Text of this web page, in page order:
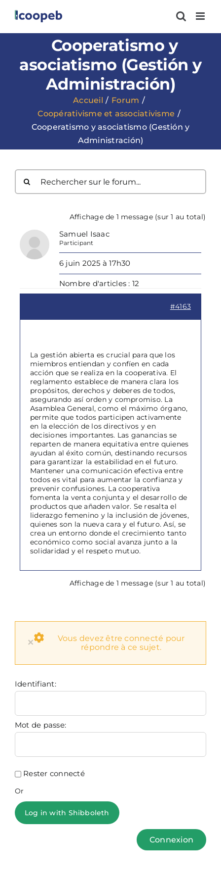
contenu
Cooperatismo y
asociatismo (Gestión y
Administración)
Accueil
Forum
Coopérativisme et associativisme
Cooperatismo y asociatismo (Gestión y
Administración)
Affichage de 1 message (sur 1 au total)
Samuel Isaac
Participant
6 juin 2025 à 17h30
Nombre d'articles : 12
#4163
La gestión abierta es crucial para que los
miembros entiendan y confíen en cada
acción que se realiza en la cooperativa. El
reglamento establece de manera clara los
propósitos, derechos y deberes de todos,
asegurando así orden y compromiso. La
Asamblea General, como el máximo órgano,
permite que todos participen activamente
en la elección de los directivos y en
decisiones importantes. Las ganancias se
reparten de manera equitativa entre quienes
ayudan al éxito común, destinando recursos
para garantizar la estabilidad en el futuro.
Mantener una comunicación efectiva entre
todos es vital para aumentar la confianza y
prevenir confusiones. La cooperativa
fomenta la venta conjunta y el desarrollo de
productos que añaden valor. Se resalta el
liderazgo femenino y la inclusión de jóvenes,
quienes son la nueva cara y el futuro. Así, se
crea un entorno donde el crecimiento tanto
económico como social avanza junto a la
solidaridad y el respeto mutuo.
Affichage de 1 message (sur 1 au total)
×
Vous devez être connecté pour
répondre à ce sujet.
Identifiant:
Mot de passe:
Rester connecté
Or
Log in with Shibboleth
Connexion